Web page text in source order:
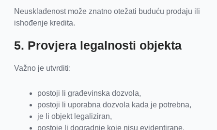
Neusklađenost može znatno otežati buduću prodaju ili
ishođenje kredita.
5. Provjera legalnosti objekta
Važno je utvrditi:
postoji li građevinska dozvola,
postoji li uporabna dozvola kada je potrebna,
je li objekt legaliziran,
postoje li dogradnje koje nisu evidentirane.